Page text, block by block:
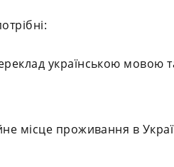
українською мовою
місце проживання в